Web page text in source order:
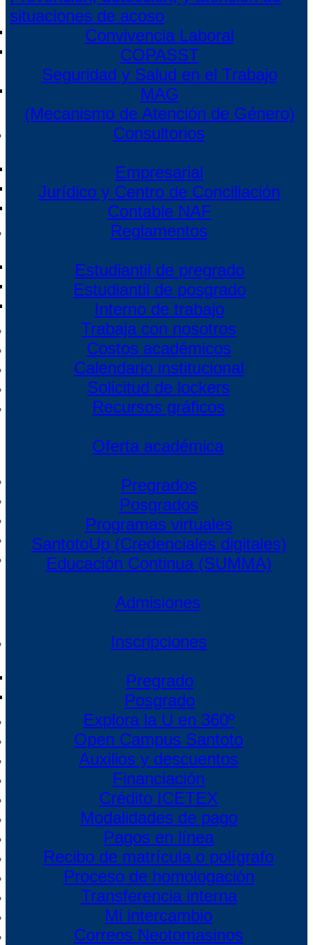
situaciones de acoso
Convivencia Laboral
COPASST
Seguridad y Salud en el Trabajo
MAG
(Mecanismo de Atención de Género)
Consultorios
Empresarial
Jurídico y Centro de Conciliación
Contable NAF
Reglamentos
Estudiantil de pregrado
Estudiantil de posgrado
Interno de trabajo
Trabaja con nosotros
Costos académicos
Calendario institucional
Solicitud de lockers
Recursos gráficos
Oferta académica
Pregrados
Posgrados
Programas virtuales
SantotoUp (Credenciales digitales)
Educación Continua (SUMMA)
Admisiones
Inscripciones
Pregrado
Posgrado
Explora la U en 360º
Open Campus Santoto
Auxilios y descuentos
Financiación
Crédito ICETEX
Modalidades de pago
Pagos en línea
Recibo de matrícula o polígrafo
Proceso de homologación
Transferencia interna
Mi intercambio
Correos Neotomasinos